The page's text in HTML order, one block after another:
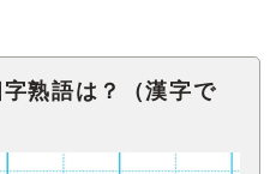
熟語は？（漢字で